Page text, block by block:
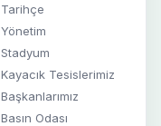
Tarihçe
Yönetim
Stadyum
Kayacık Tesislerimiz
Başkanlarımız
Basın Odası